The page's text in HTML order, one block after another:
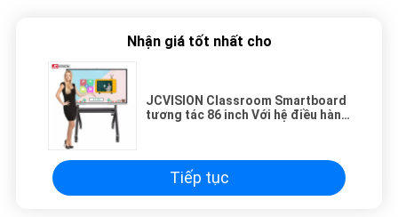
Nhận giá tốt nhất cho
JCVISION Classroom Smartboard
tương tác 86 inch Với hệ điều hành
Tiếp tục